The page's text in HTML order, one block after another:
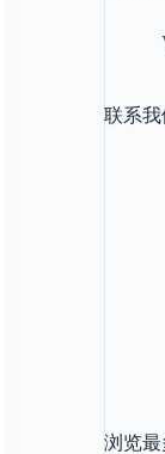
联系我
浏览